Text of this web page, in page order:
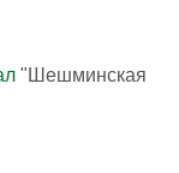
"Шешминская